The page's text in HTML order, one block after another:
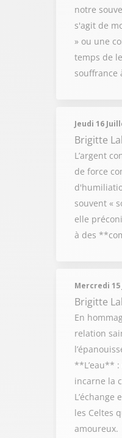
notre
s'agit de
» ou une
temps de
souffrance
Jeudi 16
Brigitte
L’argent
de force
souvent «
elle
à des
Mercredi 15
Brigitte
En
relation
**L’eau**
incarne la
les Celtes
amoureux.